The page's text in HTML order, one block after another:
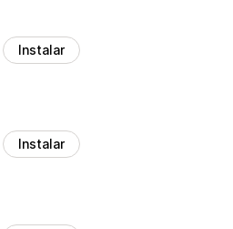
Instalar
Instalar